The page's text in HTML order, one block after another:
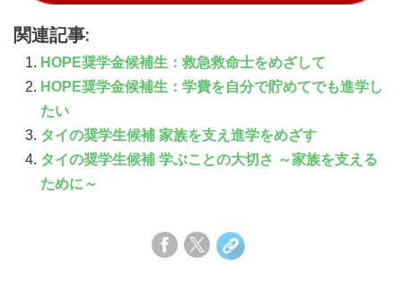
関連記事:
HOPE奨学金候補生：救急救命士をめざして
HOPE奨学金候補生：学費を自分で貯めてでも進学し
たい
タイの奨学生候補 家族を支え進学をめざす
タイの奨学生候補 学ぶことの大切さ ～家族を支える
ために～